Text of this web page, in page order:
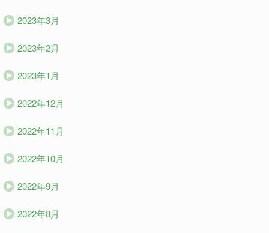
2023年3月
2023年2月
2023年1月
2022年12月
2022年11月
2022年10月
2022年9月
2022年8月